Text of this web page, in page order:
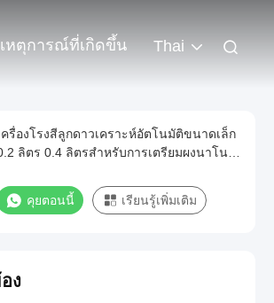
เหตุการณ์ที่เกิดขึ้น Thai
ครื่องโรงสีลูกดาวเคราะห์อัตโนมัติขนาดเล็ก
ลิตร 0.4 ลิตรสำหรับการเตรียมผงนาโน
คุยตอนนี้ เรียนรู้เพิ่มเติม
ง